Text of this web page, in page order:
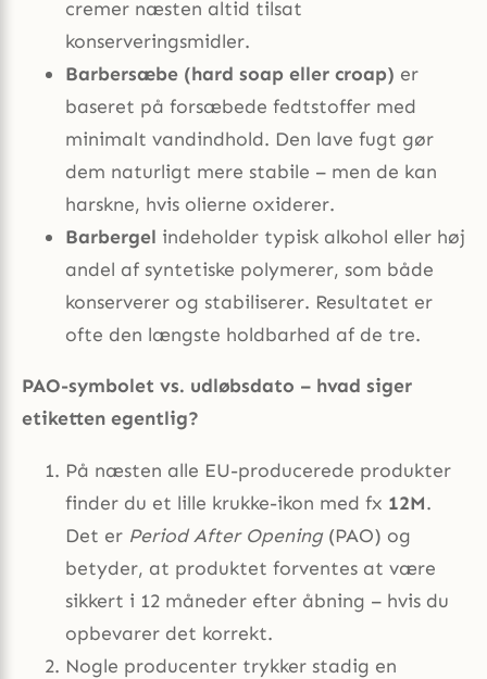
cremer næsten altid tilsat
konserveringsmidler.
Barbersæbe (hard soap eller croap) er
baseret på forsæbede fedtstoffer med
minimalt vandindhold. Den lave fugt gør
dem naturligt mere stabile – men de kan
harskne, hvis olierne oxiderer.
Barbergel indeholder typisk alkohol eller høj
andel af syntetiske polymerer, som både
konserverer og stabiliserer. Resultatet er
ofte den længste holdbarhed af de tre.
PAO-symbolet vs. udløbsdato – hvad siger
etiketten egentlig?
På næsten alle EU-producerede produkter
finder du et lille krukke-ikon med fx 12M.
Det er Period After Opening(PAO) og
betyder, at produktet forventes at være
sikkert i 12 måneder efter åbning – hvis du
opbevarer det korrekt.
Nogle producenter trykker stadig en